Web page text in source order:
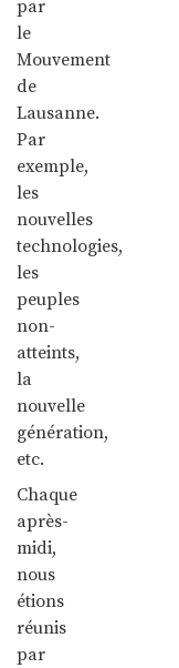
par
le
Mouvement
de
Lausanne.
Par
exemple,
les
nouvelles
technologies,
les
peuples
non-
atteints,
la
nouvelle
génération,
etc.
Chaque
après-
midi,
nous
étions
réunis
par